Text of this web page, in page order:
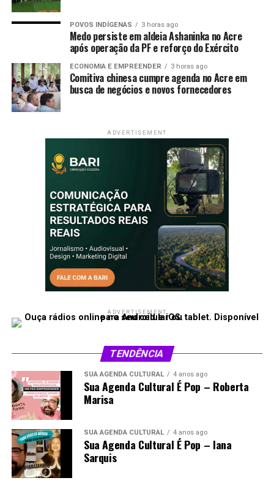
LinkedIn
POVOS INDÍGENAS 3 horas ago
Medo persiste em aldeia Ashaninka no Acre
após operação da PF e reforço do Exército
ECONOMIA E EMPREENDER 3 horas ago
Comitiva chinesa cumpre agenda no Acre em
busca de negócios e novos fornecedores
ADVERTISEMENT
ADVERTISEMENT
TENDÊNCIA
SUA AGENDA CULTURAL 4 anos ago
Sua Agenda Cultural É Pop – Roberta
Marisa
SUA AGENDA CULTURAL 4 anos ago
Sua Agenda Cultural É Pop – Iana
Sarquis